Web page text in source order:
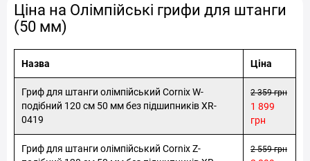
Міцність та довговічність: Використання грифів із
високоякісної сталі гарантує їх довгий термін служби без
Безпека: Грифи мають особливе рифлене покриття, яке
тренуваннях.
Зручність у використанні: Олімпійські грифи мають зручні
гумові ручки, які забезпечують комфортне зчеплення під час
Різноманітність вправ: Завдяки різноманітним
прикріпленим можливостям (захисні валики, верхні
Ціна на Олімпійські грифи для штанги
(50 мм)
Назва Ціна
Гриф для штанги олімпійський Cornix W-
подібний 120 см 50 мм без підшипників XR-
0419
2 359 грн
1 899
грн
Гриф для штанги олімпійський Cornix Z-
2 559 грн